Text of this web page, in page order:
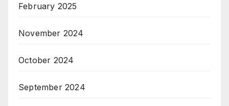
February 2025
November 2024
October 2024
September 2024